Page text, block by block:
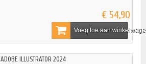
€ 54,90
Voeg toe aan
ADOBE ILLUSTRATOR 2024